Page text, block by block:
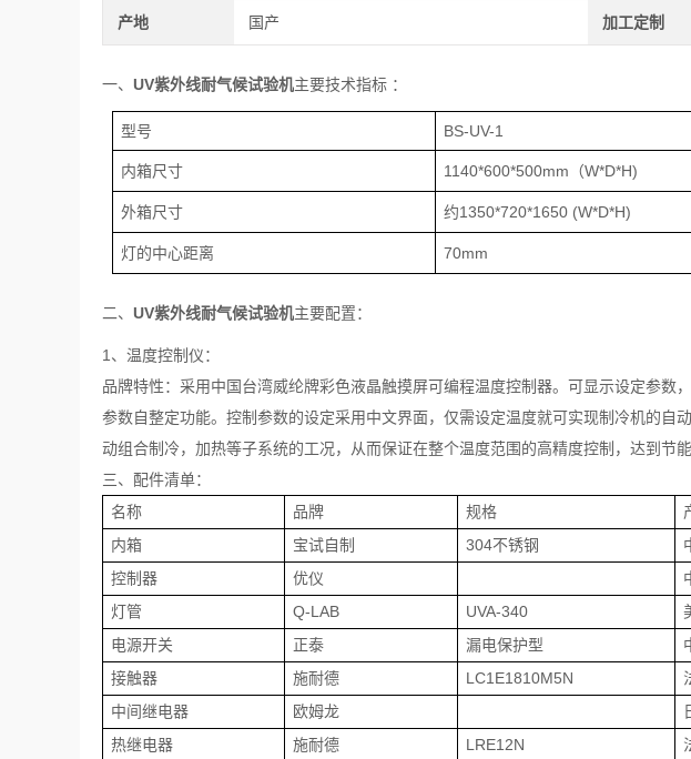
产地 国产 加工定制
一、 UV紫外线耐气候试验机主要技术指标 ：
型号 BS-UV-1
内箱尺寸 1140*600*500mm（W*D*H)
外箱尺寸 约1350*720*1650 (W*D*H)
灯的中心距离 70mm
二、 UV紫外线耐气候试验机主要配置：
1、温度控制仪：
品牌特性：采用中国台湾威纶牌彩色液晶触摸屏可编程温度控制器。可显示设定参数
参数自整定功能。控制参数的设定采用中文界面，仅需设定温度就可实现制冷机的自
动组合制冷，加热等子系统的工况，从而保证在整个温度范围的高精度控制，达到节能
三、配件清单：
名称
品牌 规格
内箱
宝试自制 304不锈钢
控制器
优仪
灯管
Q-LAB UVA-340
电源开关
正泰 漏电保护型
接触器
施耐德 LC1E1810M5N
中间继电器
欧姆龙
热继电器
施耐德 LRE12N